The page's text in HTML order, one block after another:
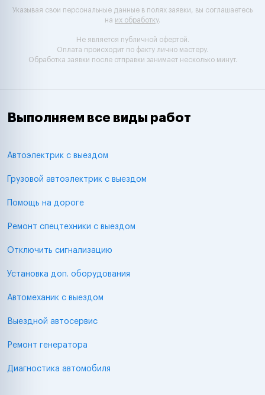
Указывая свои персональные данные в полях заявки, вы соглашаетесь
на их обработку.
Не является публичной офертой.
Оплата происходит по факту лично мастеру.
Обработка заявки после отправки занимает несколько минут.
Выполняем все виды работ
Автоэлектрик с выездом
Грузовой автоэлектрик с выездом
Помощь на дороге
Ремонт спецтехники с выездом
Отключить сигнализацию
Установка доп. оборудования
Автомеханик с выездом
Выездной автосервис
Ремонт генератора
Диагностика автомобиля